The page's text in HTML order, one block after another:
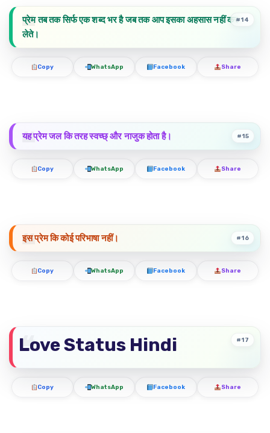
प्रेम तब तक सिर्फ एक शब्द भर है जब तक आप इसका अहसास नहीं कर
लेते।
#14
Copy WhatsApp Facebook Share
यह प्रेम जल कि तरह स्वच्छ् और नाजुक होता है। #15
Copy WhatsApp Facebook Share
इस प्रेम कि कोई परिभाषा नहीं। #16
Copy WhatsApp Facebook Share
Love Status Hindi #17
Copy WhatsApp Facebook Share